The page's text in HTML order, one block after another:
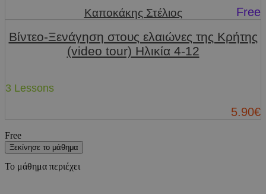
Free
Καποκάκης Στέλιος
Βίντεο-Ξενάγηση στους ελαιώνες της Κρήτης
(video tour) Ηλικία 4-12
3 Lessons
5.90€
Free
Ξεκίνησε το μάθημα
Το μάθημα περιέχει